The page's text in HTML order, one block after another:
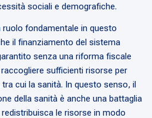
sociali e demografiche.
fondamentale in questo
il finanziamento del sistema
senza una riforma fiscale
sufficienti risorse per
cui la sanità. In questo senso, il
della sanità è anche una battaglia
le risorse in modo